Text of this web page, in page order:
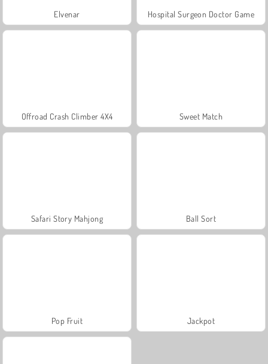
Elvenar Hospital Surgeon Doctor Game
Offroad Crash Climber 4X4 Sweet Match
Safari Story Mahjong Ball Sort
Pop Fruit Jackpot